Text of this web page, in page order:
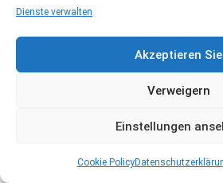
Dienste verwalten
Akzeptieren Sie
Verweigern
Einstellungen
Cookie Policy